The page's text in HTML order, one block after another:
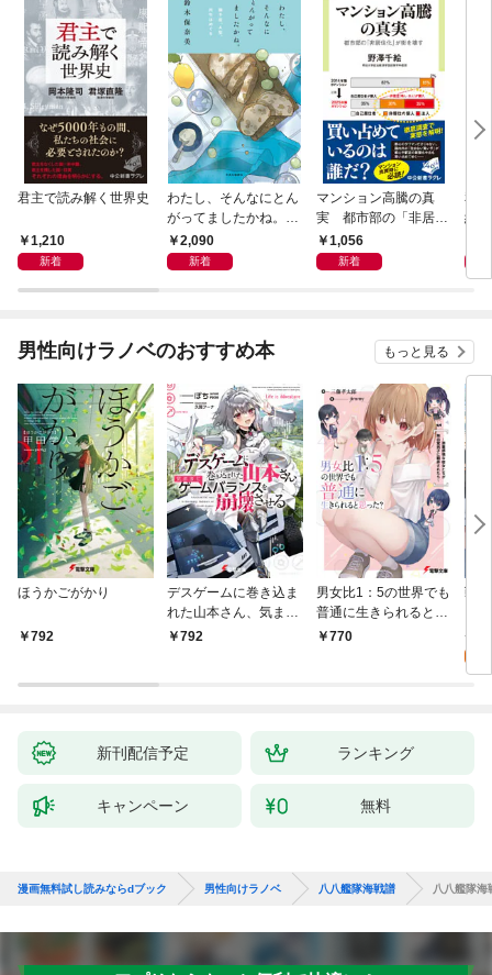
君主で読み解く世界史
1,210
新着
わたし、そんなにとん
がってましたかね。
獅子座、Ａ型、丙午は
めぐる
2,090
新着
マンション高騰の真
実 都市部の「非居住
化」が街を壊す
1,056
新着
私
紀
男性向けラノベのおすすめ本 もっと見る
ほうかごがかり
792
デスゲームに巻き込ま
れた山本さん、気まま
にゲームバランスを崩
792
男女比1：5の世界でも
普通に生きられると思
った？ ～激重感情な
770
戦
活
特
新刊配信予定 ランキング
キャンペーン 無料
漫画無料試し読みならdブック 男性向けラノベ 八八艦隊海戦譜 八八艦隊